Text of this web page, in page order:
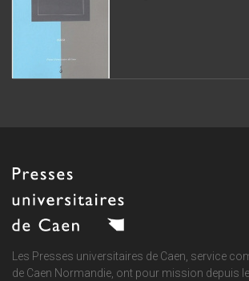
Les Presses universitaires de Caen, service
de Caen Normandie, ont pour mission depuis